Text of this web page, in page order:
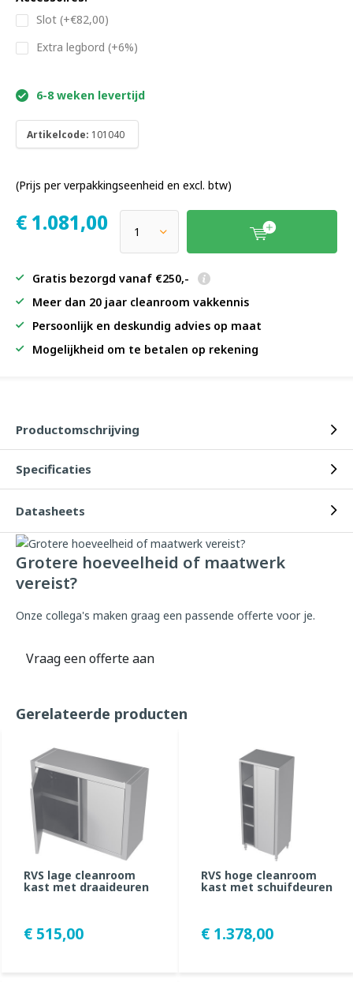
Slot (+€82,00)
Extra legbord (+6%)
6-8 weken levertijd
Artikelcode: 101040
(Prijs per verpakkingseenheid en excl. btw)
€ 1.081,00
Gratis bezorgd vanaf €250,-
Meer dan 20 jaar cleanroom vakkennis
Persoonlijk en deskundig advies op maat
Mogelijkheid om te betalen op rekening
Productomschrijving
Specificaties
Datasheets
Grotere hoeveelheid of maatwerk
vereist?
Onze collega's maken graag een passende offerte voor je.
Vraag een offerte aan
Gerelateerde producten
RVS lage cleanroom
kast met draaideuren
€ 515,00
RVS hoge cleanroom
kast met schuifdeuren
€ 1.378,00